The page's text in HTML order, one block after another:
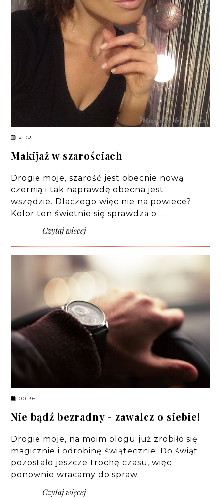
21:01
Makijaż w szarościach
Drogie moje, szarość jest obecnie nową
czernią i tak naprawdę obecna jest
wszędzie. Dlaczego więc nie na powiece?
Kolor ten świetnie się sprawdza o …
Czytaj więcej
00:36
Nie bądź bezradny - zawalcz o siebie!
Drogie moje, na moim blogu już zrobiło się
magicznie i odrobinę świątecznie. Do świąt
pozostało jeszcze trochę czasu, więc
ponownie wracamy do spraw…
Czytaj więcej